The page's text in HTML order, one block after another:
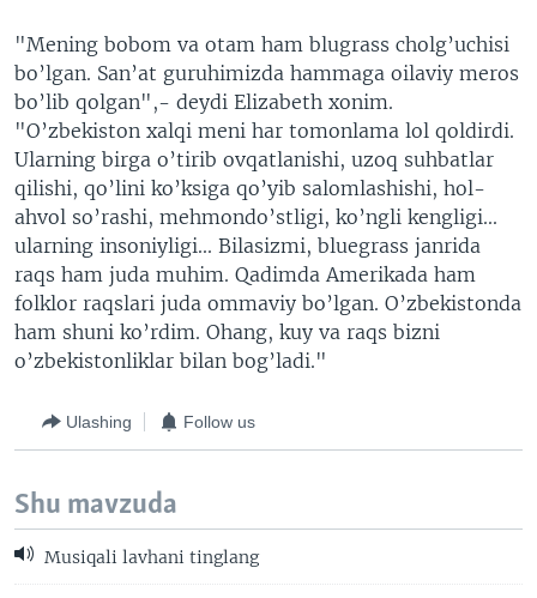
"Mening bobom va otam ham blugrass cholg’uchisi
bo’lgan. San’at guruhimizda hammaga oilaviy meros
bo’lib qolgan",- deydi Elizabeth xonim.
"O’zbekiston xalqi meni har tomonlama lol qoldirdi.
Ularning birga o’tirib ovqatlanishi, uzoq suhbatlar
qilishi, qo’lini ko’ksiga qo’yib salomlashishi, hol-
ahvol so’rashi, mehmondo’stligi, ko’ngli kengligi...
ularning insoniyligi... Bilasizmi, bluegrass janrida
raqs ham juda muhim. Qadimda Amerikada ham
folklor raqslari juda ommaviy bo’lgan. O’zbekistonda
ham shuni ko’rdim. Ohang, kuy va raqs bizni
o’zbekistonliklar bilan bog’ladi."
Ulashing Follow us
Shu mavzuda
Musiqali lavhani tinglang